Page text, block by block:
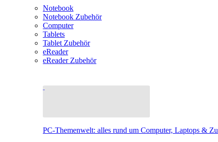
Notebook
Notebook Zubehör
Computer
Tablets
Tablet Zubehör
eReader
eReader Zubehör
PC-Themenwelt: alles rund um Computer, Laptops &